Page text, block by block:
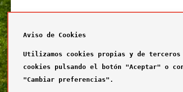
Aviso de Cookies
Utilizamos cookies propias y de
cookies pulsando el botón "Aceptar" o
"Cambiar preferencias".